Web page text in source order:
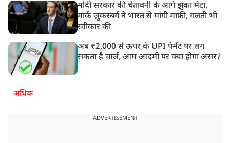
मोदी सरकार की चेतावनी के आगे झुका मेटा,
मार्क ज़ुकरबर्ग ने भारत से मांगी माफ़ी, गलती भी
स्वीकार की
अब ₹2,000 से ऊपर के UPI पेमेंट पर लग
सकता है चार्ज, आम आदमी पर क्या होगा असर?
अधिक
ADVERTISEMENT